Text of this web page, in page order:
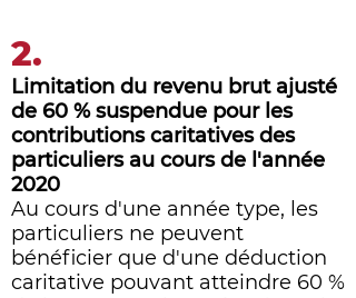
2.
Limitation du revenu brut ajusté
de 60 % suspendue pour les
contributions caritatives des
particuliers au cours de l'année
2020
Au cours d'une année type, les
particuliers ne peuvent
bénéficier que d'une déduction
caritative pouvant atteindre 60 %